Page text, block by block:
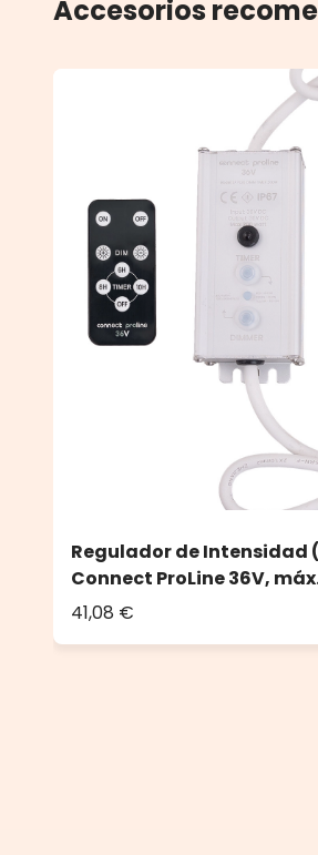
Accesorios
Regulador de Intensidad
Connect ProLine 36V,
41,08 €